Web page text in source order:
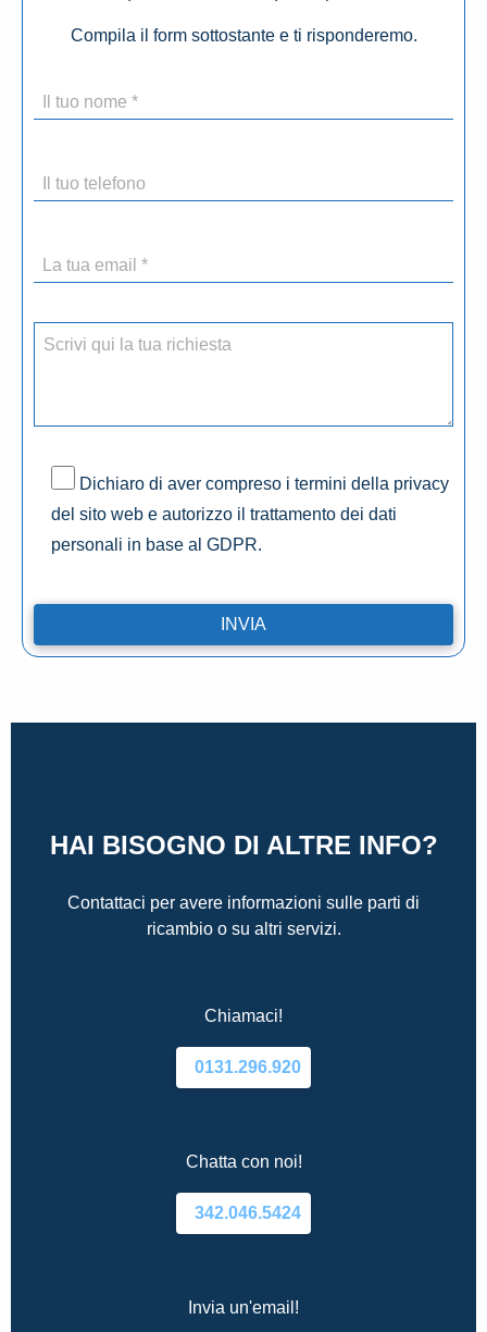
Compila il form sottostante e ti risponderemo.
Dichiaro di aver compreso i termini della privacy
del sito web e autorizzo il trattamento dei dati
personali in base al GDPR.
HAI BISOGNO DI ALTRE INFO?
Contattaci per avere informazioni sulle parti di
ricambio o su altri servizi.
Chiamaci!
0131.296.920
Chatta con noi!
342.046.5424
Invia un'email!